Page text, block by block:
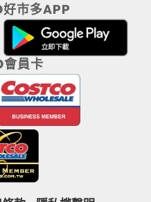
好市多APP
會員卡